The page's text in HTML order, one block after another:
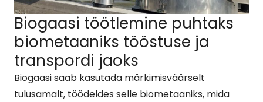
Biogaasi töötlemine puhtaks
biometaaniks tööstuse ja
transpordi jaoks
Biogaasi saab kasutada märkimisväärselt
tulusamalt, töödeldes selle biometaaniks, mida